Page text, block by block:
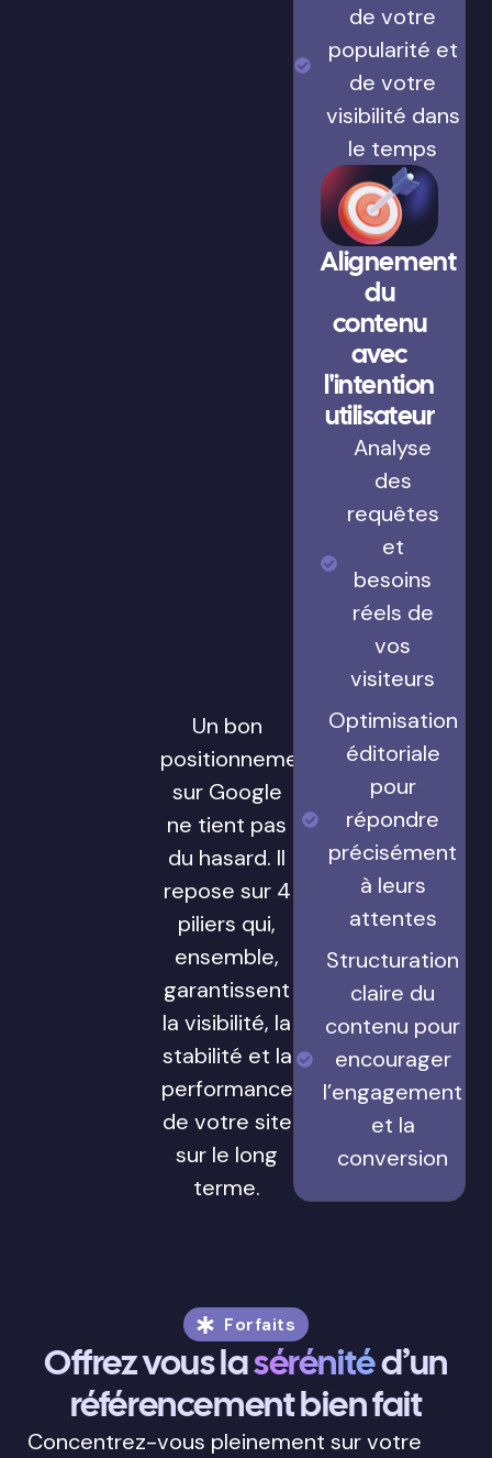
Un bon
positionnement
sur Google
ne tient pas
du hasard. Il
repose sur 4
piliers qui,
ensemble,
garantissent
la visibilité, la
stabilité et la
performance
de votre site
sur le long
terme.
de votre
popularité et
de votre
visibilité dans
le temps
Alignement
du
contenu
avec
l'intention
utilisateur
Analyse
des
requêtes
et
besoins
réels de
vos
visiteurs
Optimisation
éditoriale
pour
répondre
précisément
à leurs
attentes
Structuration
claire du
contenu pour
encourager
l’engagement
et la
conversion
Forfaits
Offrez vous lasérénitéd’un
référencement bien fait
Concentrez-vous pleinement sur votre